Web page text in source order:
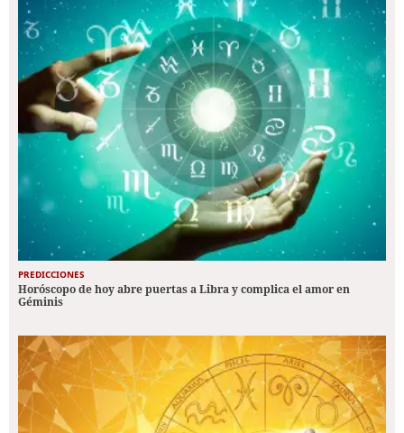
PREDICCIONES
Horóscopo de hoy abre puertas a Libra y complica el amor en
Géminis